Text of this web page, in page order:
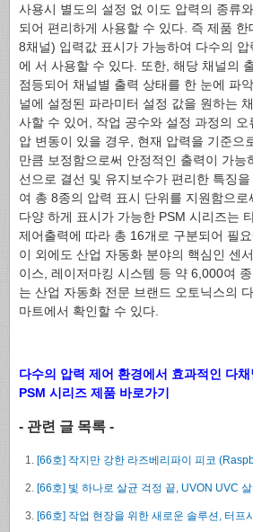
사용시 별도의 설정 없 이도 압력의 종류
되어 편리하게 사용할 수 있다. 즉 제품 한
8채널) 입력값 표시가 가능하여 다수의
에 서 사용할 수 있다. 또한, 해당 채널의
점등되어 채널별 출력 상태를 한 눈에 파
널에 설정된 파라미터 설정 값을 원하는
사할 수 있어, 작업 공수와 설정 과정의 오
압 변동이 있을 경우, 현재 압력을 기준으
만큼 보정함으로써 안정적인 출력이 가능
선으로 결선 및 유지보수가 편리한 특징
여 총 8종의 압력 표시 단위를 지원함으로
다양 하게 표시가 가능한 PSM 시리즈는
제어출력에 따라 총 16개로 구분되어 필
이 외에도 산업 자동화 분야의 핵심인 센
이스, 레이저마킹 시스템 등 약 6,000여
는 산업 자동화 전문 브랜드 오토닉스의
마트에서 확인할 수 있다.
다수의 압력 제어 환경에서 효과적인 다채
PSM 시리즈 제품 바로가기
- 관련 글 목록 -
[66호] 작지만 강한 라즈베리파이 피코
[66호] 빛 하나로 살균 걱정 끝, UVON UVC
[66호] 작업 현장을 위한 새로운 솔루션, 터프